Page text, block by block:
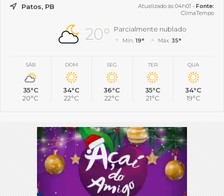
Patos, PB Atualizado às 04h01 - Fonte:
ClimaTempo
20° Parcialmente nublado
Mín.19° Máx. 35°
SÁB
35°C
20°C
DOM
34°C
22°C
SEG
36°C
22°C
TER
35°C
21°C
QUA
34°C
19°C